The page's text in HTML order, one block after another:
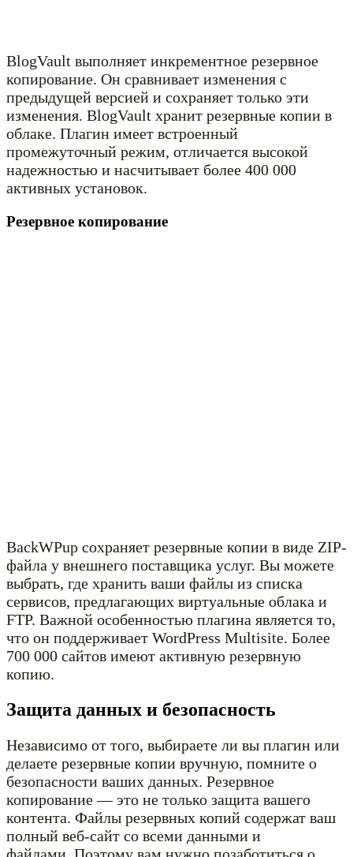
BlogVault выполняет инкрементное резервное
копирование. Он сравнивает изменения с
предыдущей версией и сохраняет только эти
изменения. BlogVault хранит резервные копии в
облаке. Плагин имеет встроенный
промежуточный режим, отличается высокой
надежностью и насчитывает более 400 000
активных установок.
Резервное копирование
BackWPup сохраняет резервные копии в виде ZIP-
файла у внешнего поставщика услуг. Вы можете
выбрать, где хранить ваши файлы из списка
сервисов, предлагающих виртуальные облака и
FTP. Важной особенностью плагина является то,
что он поддерживает WordPress Multisite. Более
700 000 сайтов имеют активную резервную
копию.
Защита данных и безопасность
Независимо от того, выбираете ли вы плагин или
делаете резервные копии вручную, помните о
безопасности ваших данных. Резервное
копирование — это не только защита вашего
контента. Файлы резервных копий содержат ваш
полный веб-сайт со всеми данными и